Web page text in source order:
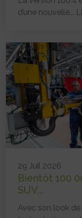
d’une nouvelle...
29 Juil 2026
Bientôt 100
SUV...
Avec son look